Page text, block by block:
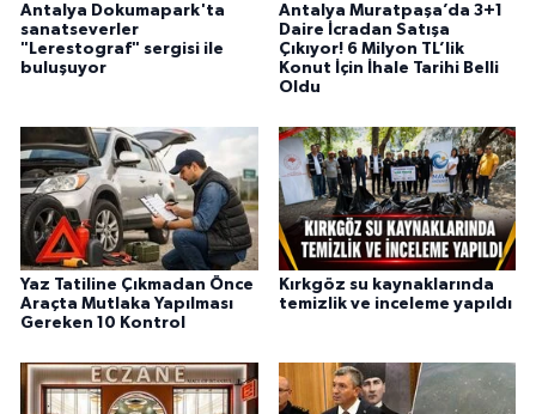
Antalya Dokumapark'ta
sanatseverler
"Lerestograf" sergisi ile
buluşuyor
Antalya Muratpaşa’da 3+1
Daire İcradan Satışa
Çıkıyor! 6 Milyon TL’lik
Konut İçin İhale Tarihi Belli
Oldu
Yaz Tatiline Çıkmadan Önce
Araçta Mutlaka Yapılması
Gereken 10 Kontrol
Kırkgöz su kaynaklarında
temizlik ve inceleme yapıldı